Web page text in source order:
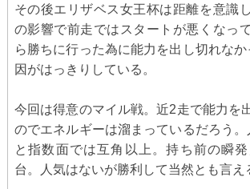
その後エリザベス女王杯は距離を意識
の影響で前走ではスタートが悪くなっ
ら勝ちに行った為に能力を出し切れな
因がはっきりしている。
今回は得意のマイル戦。近2走で能力を
のでエネルギーは溜まっているだろう
と指数面では互角以上。持ち前の瞬
台。人気はないが勝利して当然とも言え